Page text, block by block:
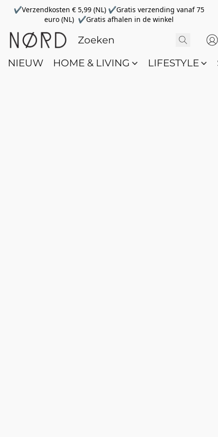
✔Verzendkosten € 5,99 (NL) ✔Gratis verzending vanaf 75
euro (NL) ✔Gratis afhalen in de winkel
NIEUW HOME & LIVING LIFESTYLE